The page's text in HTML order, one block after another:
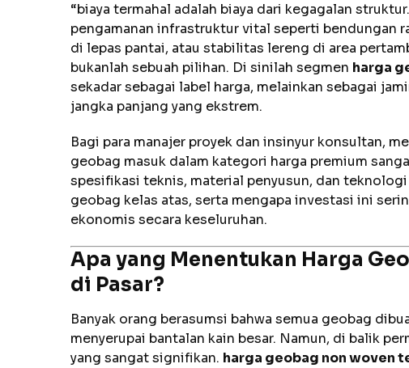
“biaya termahal adalah biaya dari kegagalan
pengamanan infrastruktur vital seperti bendungan
di lepas pantai, atau stabilitas lereng di area
bukanlah sebuah pilihan. Di sinilah segmen harga
sekadar sebagai label harga, melainkan sebagai
jangka panjang yang ekstrem.
Bagi para manajer proyek dan insinyur konsultan,
geobag masuk dalam kategori harga premium
spesifikasi teknis, material penyusun, dan
geobag kelas atas, serta mengapa investasi ini
ekonomis secara keseluruhan.
Apa yang Menentukan Harga
di Pasar?
Banyak orang berasumsi bahwa semua geobag
menyerupai bantalan kain besar. Namun, di balik
yang sangat signifikan. harga geobag non woven